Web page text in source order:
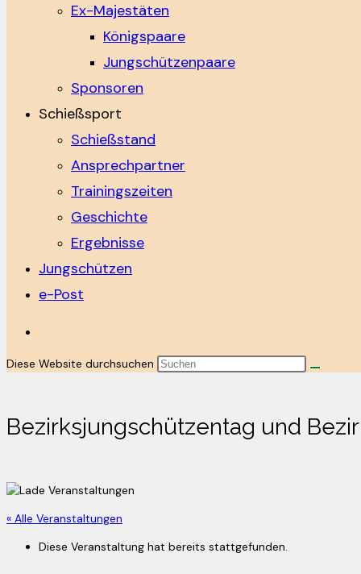
Ex-Majestäten
Königspaare
Jungschützenpaare
Sponsoren
Schießsport
Schießstand
Ansprechpartner
Trainingszeiten
Geschichte
Ergebnisse
Jungschützen
e-Post
Diese Website durchsuchen
Bezirksjungschützentag und
« Alle Veranstaltungen
Diese Veranstaltung hat bereits stattgefunden.